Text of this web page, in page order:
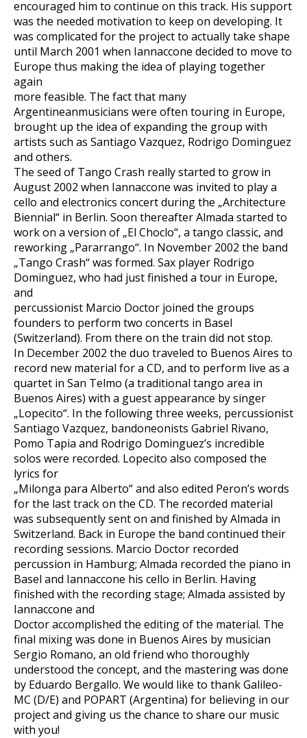
encouraged him to continue on this track. His support
was the needed motivation to keep on developing. It
was complicated for the project to actually take shape
until March 2001 when Iannaccone decided to move to
Europe thus making the idea of playing together
again
more feasible. The fact that many
Argentineanmusicians were often touring in Europe,
brought up the idea of expanding the group with
artists such as Santiago Vazquez, Rodrigo Dominguez
and others.
The seed of Tango Crash really started to grow in
August 2002 when Iannaccone was invited to play a
cello and electronics concert during the „Architecture
Biennial“ in Berlin. Soon thereafter Almada started to
work on a version of „El Choclo“, a tango classic, and
reworking „Pararrango“. In November 2002 the band
„Tango Crash“ was formed. Sax player Rodrigo
Dominguez, who had just finished a tour in Europe,
and
percussionist Marcio Doctor joined the groups
founders to perform two concerts in Basel
(Switzerland). From there on the train did not stop.
In December 2002 the duo traveled to Buenos Aires to
record new material for a CD, and to perform live as a
quartet in San Telmo (a traditional tango area in
Buenos Aires) with a guest appearance by singer
„Lopecito“. In the following three weeks, percussionist
Santiago Vazquez, bandoneonists Gabriel Rivano,
Pomo Tapia and Rodrigo Dominguez’s incredible
solos were recorded. Lopecito also composed the
lyrics for
„Milonga para Alberto“ and also edited Peron’s words
for the last track on the CD. The recorded material
was subsequently sent on and finished by Almada in
Switzerland. Back in Europe the band continued their
recording sessions. Marcio Doctor recorded
percussion in Hamburg; Almada recorded the piano in
Basel and Iannaccone his cello in Berlin. Having
finished with the recording stage; Almada assisted by
Iannaccone and
Doctor accomplished the editing of the material. The
final mixing was done in Buenos Aires by musician
Sergio Romano, an old friend who thoroughly
understood the concept, and the mastering was done
by Eduardo Bergallo. We would like to thank Galileo-
MC (D/E) and POPART (Argentina) for believing in our
project and giving us the chance to share our music
with you!